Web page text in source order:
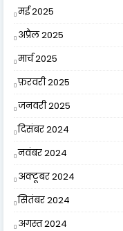
मई 2025
अप्रैल 2025
मार्च 2025
फ़रवरी 2025
जनवरी 2025
दिसंबर 2024
नवंबर 2024
अक्टूबर 2024
सितंबर 2024
अगस्त 2024